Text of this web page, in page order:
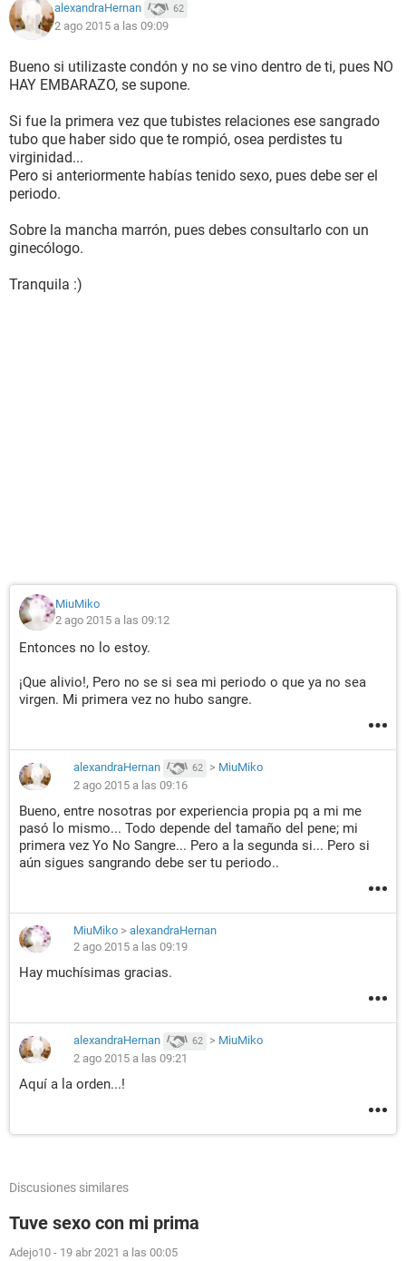
alexandraHernan 62
2 ago 2015 a las 09:09
Bueno si utilizaste condón y no se vino dentro de ti, pues NO
HAY EMBARAZO, se supone.
Si fue la primera vez que tubistes relaciones ese sangrado
tubo que haber sido que te rompió, osea perdistes tu
virginidad...
Pero si anteriormente habías tenido sexo, pues debe ser el
periodo.
Sobre la mancha marrón, pues debes consultarlo con un
ginecólogo.
Tranquila :)
MiuMiko
2 ago 2015 a las 09:12
Entonces no lo estoy.
¡Que alivio!, Pero no se si sea mi periodo o que ya no sea
virgen. Mi primera vez no hubo sangre.
alexandraHernan 62 > MiuMiko
2 ago 2015 a las 09:16
Bueno, entre nosotras por experiencia propia pq a mi me
pasó lo mismo... Todo depende del tamaño del pene; mi
primera vez Yo No Sangre... Pero a la segunda si... Pero si
aún sigues sangrando debe ser tu periodo..
MiuMiko > alexandraHernan
2 ago 2015 a las 09:19
Hay muchísimas gracias.
alexandraHernan 62 > MiuMiko
2 ago 2015 a las 09:21
Aquí a la orden...!
Discusiones similares
Tuve sexo con mi prima
Adejo10 - 19 abr 2021 a las 00:05